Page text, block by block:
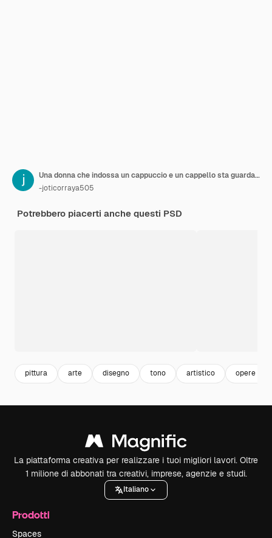
Una donna che indossa un cappuccio e un cappello sta guardando in alto
-joticorraya505
Potrebbero piacerti anche questi PSD
pittura arte disegno tono artistico opere
La piattaforma creativa per realizzare i tuoi migliori lavori. Oltre
1 milione di abbonati tra creativi, imprese, agenzie e studi.
Italiano
Prodotti
Spaces